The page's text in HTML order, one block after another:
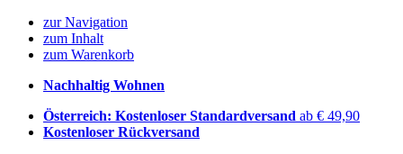
zur Navigation
zum Inhalt
zum Warenkorb
Nachhaltig Wohnen
Österreich: Kostenloser Standardversand ab € 49,90
Kostenloser Rückversand